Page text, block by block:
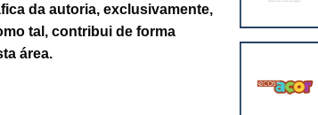
da autoria, exclusivamente,
tal, contribui de forma
área.